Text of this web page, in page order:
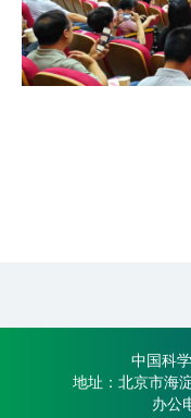
中国科
地址：北京市海
办公